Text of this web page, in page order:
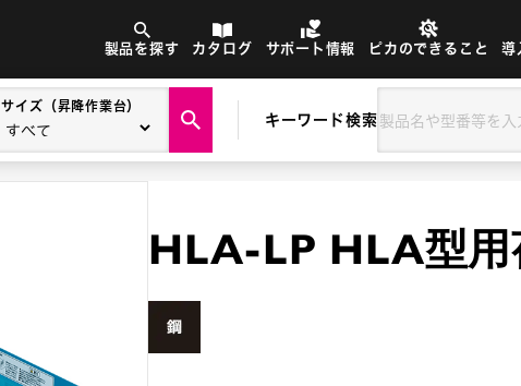
製品を探す カタログ サポート情報 ピカのできること 導
サイズ（昇降作業台）
キーワード検索
HLA-LP HLA型用